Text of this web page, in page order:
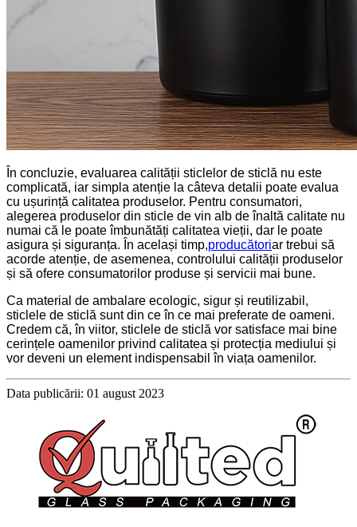
În concluzie, evaluarea calității sticlelor de sticlă nu este
complicată, iar simpla atenție la câteva detalii poate evalua
cu ușurință calitatea produselor. Pentru consumatori,
alegerea produselor din sticle de vin alb de înaltă calitate nu
numai că le poate îmbunătăți calitatea vieții, dar le poate
asigura și siguranța. În același timp,producătoriar trebui să
acorde atenție, de asemenea, controlului calității produselor
și să ofere consumatorilor produse și servicii mai bune.
Ca material de ambalare ecologic, sigur și reutilizabil,
sticlele de sticlă sunt din ce în ce mai preferate de oameni.
Credem că, în viitor, sticlele de sticlă vor satisface mai bine
cerințele oamenilor privind calitatea și protecția mediului și
vor deveni un element indispensabil în viața oamenilor.
Data publicării: 01 august 2023